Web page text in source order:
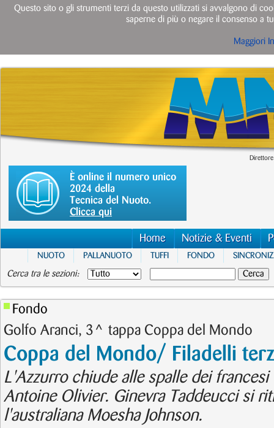
È online il numero unico
2024 della
Tecnica del Nuoto.
Clicca qui
Home Notizie & Eventi
NUOTO PALLANUOTO TUFFI FONDO
Cerca tra le sezioni:
Fondo
Golfo Aranci, 3^ tappa Coppa del Mondo
Coppa del Mondo/ Filadelli
L'Azzurro chiude alle spalle dei francesi
Antoine Olivier. Ginevra Taddeucci si
l'australiana Moesha Johnson.
Questo sito o gli strumenti terzi da questo utilizzati si avvalgono di
saperne di più o negare il consenso a
Maggiori